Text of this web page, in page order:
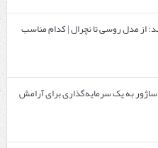
از مدل روسی تا نچرال | کدام مناسب
به یک سرمایه‌گذاری برای آرامش